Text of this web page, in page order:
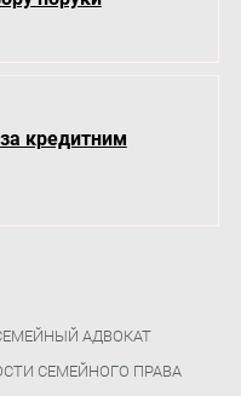
кредитним
АДВОКАТ
СЕМЕЙНОГО ПРАВА